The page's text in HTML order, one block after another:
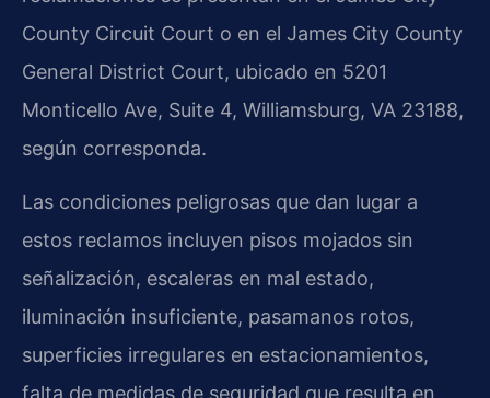
County Circuit Court o en el James City County
General District Court, ubicado en 5201
Monticello Ave, Suite 4, Williamsburg, VA 23188,
según corresponda.
Las condiciones peligrosas que dan lugar a
estos reclamos incluyen pisos mojados sin
señalización, escaleras en mal estado,
iluminación insuficiente, pasamanos rotos,
superficies irregulares en estacionamientos,
falta de medidas de seguridad que resulta en